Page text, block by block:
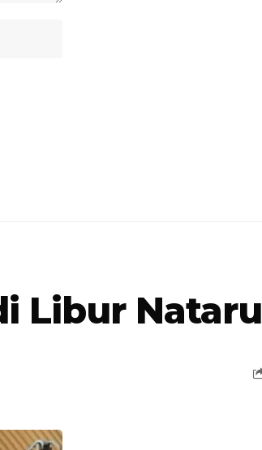
Libur Nataru